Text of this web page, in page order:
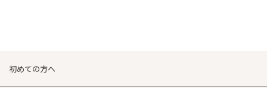
初めての方へ